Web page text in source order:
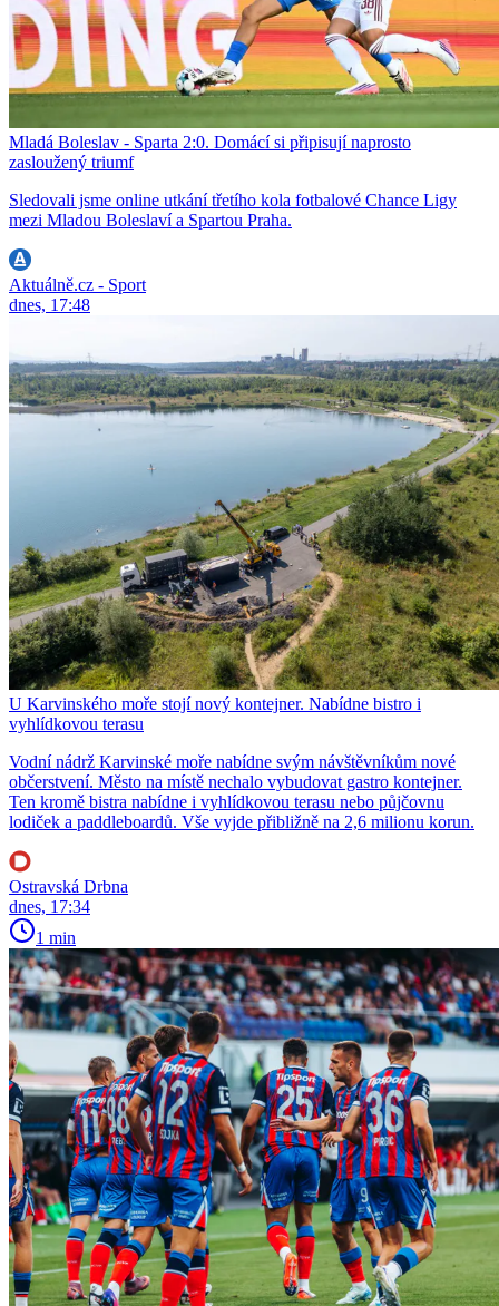
Mladá Boleslav - Sparta 2:0. Domácí si připisují naprosto
zasloužený triumf
Sledovali jsme online utkání třetího kola fotbalové Chance Ligy
mezi Mladou Boleslaví a Spartou Praha.
Aktuálně.cz - Sport
dnes, 17:48
U Karvinského moře stojí nový kontejner. Nabídne bistro i
vyhlídkovou terasu
Vodní nádrž Karvinské moře nabídne svým návštěvníkům nové
občerstvení. Město na místě nechalo vybudovat gastro kontejner.
Ten kromě bistra nabídne i vyhlídkovou terasu nebo půjčovnu
lodiček a paddleboardů. Vše vyjde přibližně na 2,6 milionu korun.
Ostravská Drbna
dnes, 17:34
1 min